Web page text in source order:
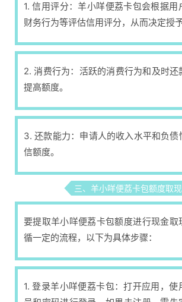
1. 信用评分：羊小咩便荔卡包会根据用
财务行为等评估信用评分，从而决定授
2. 消费行为：活跃的消费行为和及时还
提高额度。
3. 还款能力：申请人的收入水平和负债
信额度。
三、羊小咩便荔卡包额度取
要提取羊小咩便荔卡包额度进行现金取
循一定的流程，以下为具体步骤：
1. 登录羊小咩便荔卡包：打开应用，使